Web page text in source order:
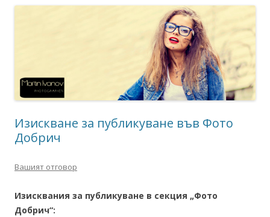
Изискване за публикуване във Фото
Добрич
Вашият отговор
Изисквания за публикуване в секция „Фото
Добрич“: